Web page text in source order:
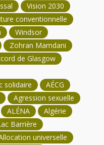
Vision 2030
conventionnelle
Windsor
Zohran Mamdani
de Glasgow
solidaire
AÉCG
Agression sexuelle
ALÉNA
Algérie
Barrière
universelle